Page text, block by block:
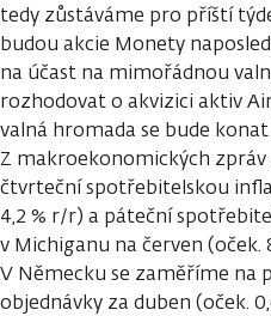
tedy zůstáváme pro příští
budou akcie Monety
na účast na mimořádnou
rozhodovat o akvizici aktiv
valná hromada se bude konat
Z makroekonomických zpráv
čtvrteční spotřebitelskou
4,2 % r/r) a páteční
v Michiganu na červen
V Německu se zaměříme na
objednávky za duben (oček.